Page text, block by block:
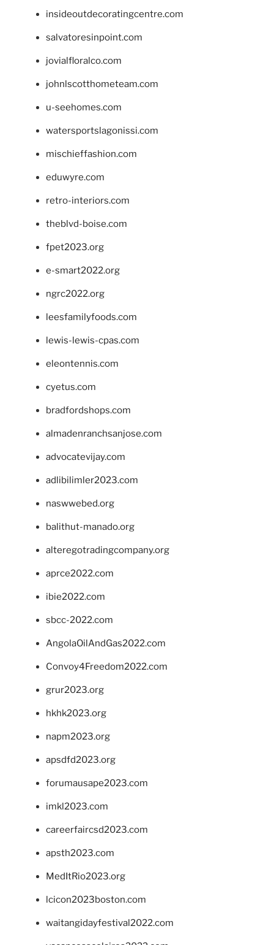
insideoutdecoratingcentre.com
salvatoresinpoint.com
jovialfloralco.com
johnlscotthometeam.com
u-seehomes.com
watersportslagonissi.com
mischieffashion.com
eduwyre.com
retro-interiors.com
theblvd-boise.com
fpet2023.org
e-smart2022.org
ngrc2022.org
leesfamilyfoods.com
lewis-lewis-cpas.com
eleontennis.com
cyetus.com
bradfordshops.com
almadenranchsanjose.com
advocatevijay.com
adlibilimler2023.com
naswwebed.org
balithut-manado.org
alteregotradingcompany.org
aprce2022.com
ibie2022.com
sbcc-2022.com
AngolaOilAndGas2022.com
Convoy4Freedom2022.com
grur2023.org
hkhk2023.org
napm2023.org
apsdfd2023.org
forumausape2023.com
imkl2023.com
careerfaircsd2023.com
apsth2023.com
MedItRio2023.org
lcicon2023boston.com
waitangidayfestival2022.com